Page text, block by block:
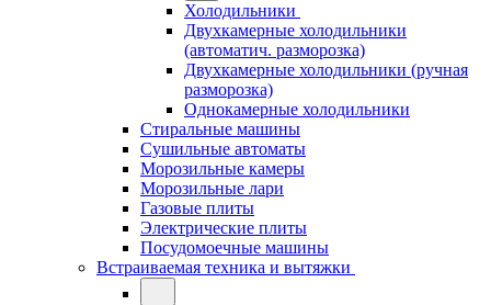
Холодильники
Двухкамерные холодильники
(автоматич. разморозка)
Двухкамерные холодильники (ручная
разморозка)
Однокамерные холодильники
Стиральные машины
Сушильные автоматы
Морозильные камеры
Морозильные лари
Газовые плиты
Электрические плиты
Посудомоечные машины
Встраиваемая техника и вытяжки